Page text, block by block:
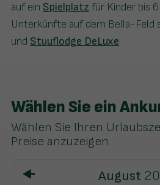
auf ein Spielplatz für Kinder bis 6
Unterkünfte auf dem Bella-Feld
und Stuuflodge DeLuxe.
Wählen Sie ein
Wählen Sie Ihren
Preise anzuzeigen
August